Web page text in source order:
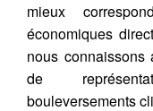
mieux
économiques
nous connaissons
de
bouleversements